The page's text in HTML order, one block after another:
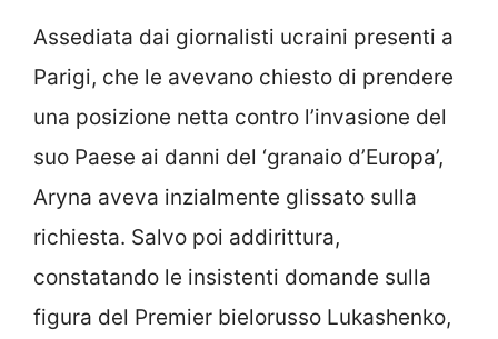
Assediata dai giornalisti ucraini presenti a
Parigi, che le avevano chiesto di prendere
una posizione netta contro l’invasione del
suo Paese ai danni del ‘granaio d’Europa’,
Aryna aveva inzialmente glissato sulla
richiesta. Salvo poi addirittura,
constatando le insistenti domande sulla
figura del Premier bielorusso Lukashenko,